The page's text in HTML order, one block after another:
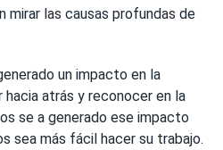
mirar las causas profundas de
un impacto en la
hacia atrás y reconocer en la
se a generado ese impacto
sea más fácil hacer su trabajo.